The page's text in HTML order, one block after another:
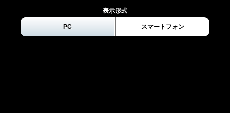
表示形式
PC スマートフォン